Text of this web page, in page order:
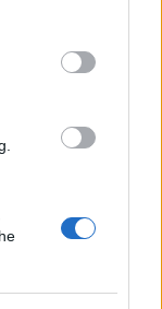
below Google
annak a